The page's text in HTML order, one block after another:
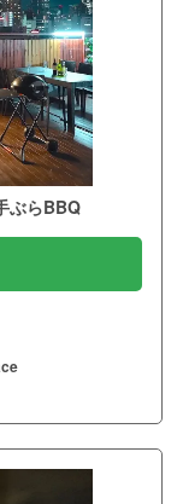
ぶらBBQ